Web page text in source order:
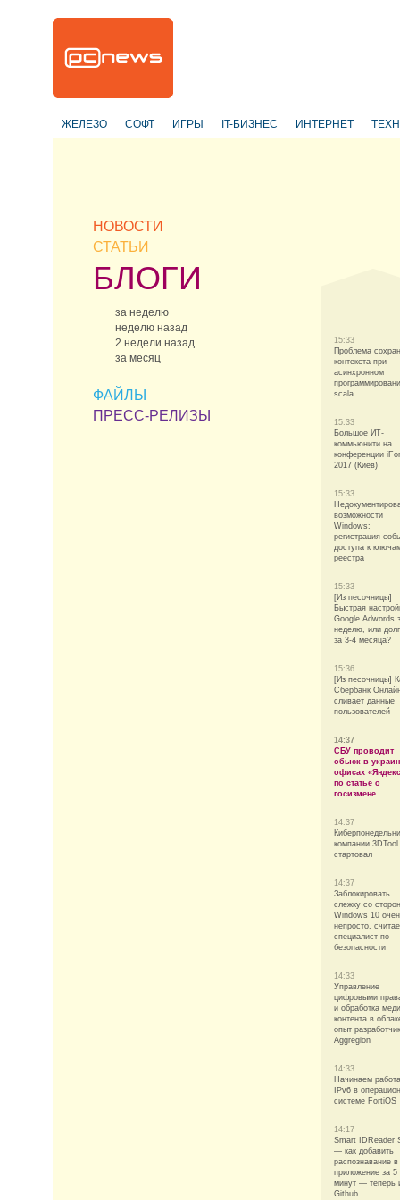
ЖЕЛЕЗО СОФТ ИГРЫ IT-БИЗНЕС ИНТЕРНЕТ
НОВОСТИ
СТАТЬИ
БЛОГИ
за неделю
неделю назад
2 недели назад
за месяц
ФАЙЛЫ
ПРЕСС-РЕЛИЗЫ
15:33
Проблема
контекста при
асинхронном
scala
15:33
Большое ИТ-
коммьюнити на
конференции
2017 (Киев)
15:33
возможности
Windows:
регистрация
доступа к
реестра
15:33
[Из песочницы]
Быстрая
Google Adwords
неделю, или
за 3-4 месяца?
15:36
[Из песочницы]
Сбербанк
сливает данные
пользователей
14:37
СБУ проводит
обыск в
офисах
по статье о
госизмене
14:37
компании 3DTool
стартовал
14:37
Заблокировать
слежку со
Windows 10
непросто,
специалист по
безопасности
14:33
Управление
цифровыми
и обработка
контента в
опыт
Aggregion
14:33
Начинаем
IPv6 в
системе FortiOS
14:17
Smart IDReader
— как добавить
распознавание в
приложение за 5
минут — теперь
Github